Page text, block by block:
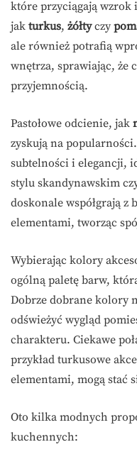
które przyciągają wzrok
jak turkus, żółtyczy
ale również potrafią
wnętrza, sprawiając, że
przyjemnością.
Pastołowe odcienie, jak
zyskują na
subtelności i elegancji,
stylu skandynawskim
doskonale współgrają
elementami, tworząc
Wybierając kolory
ogólną paletę barw,
Dobrze dobrane kolory
odświeżyć wygląd
charakteru. Ciekawe
przykład turkusowe
elementami, mogą stać
Oto kilka modnych
kuchennych: